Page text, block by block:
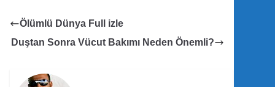
Ölümlü Dünya Full izle
Duştan Sonra Vücut Bakımı Neden Önemli?